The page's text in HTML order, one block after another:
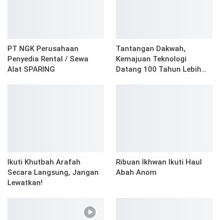
PT NGK Perusahaan
Penyedia Rental / Sewa
Alat SPARING
Tantangan Dakwah,
Kemajuan Teknologi
Datang 100 Tahun Lebih…
Ikuti Khutbah Arafah
Secara Langsung, Jangan
Lewatkan!
Ribuan Ikhwan Ikuti Haul
Abah Anom